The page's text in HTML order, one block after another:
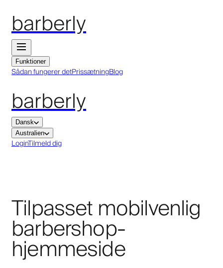
barberly
Funktioner
Sådan fungerer detPrissætningBlog
barberly
Dansk
Australien
LoginTilmeld dig
Tilpasset mobilvenlig
barbershop-
hjemmeside